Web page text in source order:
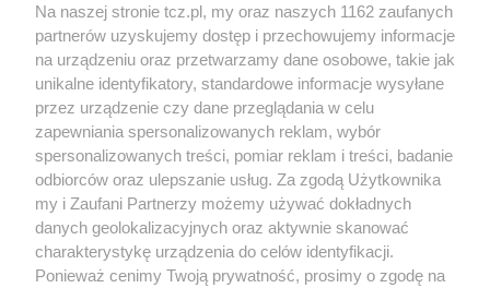
O FIRMIE POLITYKA PRYWATNOŚCI HOSTING
REKLAMA WSPÓŁPRACA RSS FACEBOOK KONTAKT
Nasze serwisy
Aktualności
Muzyka i kultura
Na naszej stronie tcz.pl, my oraz naszych 1162 zaufanych
partnerów uzyskujemy dostęp i przechowujemy informacje
na urządzeniu oraz przetwarzamy dane osobowe, takie jak
unikalne identyfikatory, standardowe informacje wysyłane
przez urządzenie czy dane przeglądania w celu
zapewniania spersonalizowanych reklam, wybór
spersonalizowanych treści, pomiar reklam i treści, badanie
odbiorców oraz ulepszanie usług. Za zgodą Użytkownika
my i Zaufani Partnerzy możemy używać dokładnych
danych geolokalizacyjnych oraz aktywnie skanować
charakterystykę urządzenia do celów identyfikacji.
Ponieważ cenimy Twoją prywatność, prosimy o zgodę na